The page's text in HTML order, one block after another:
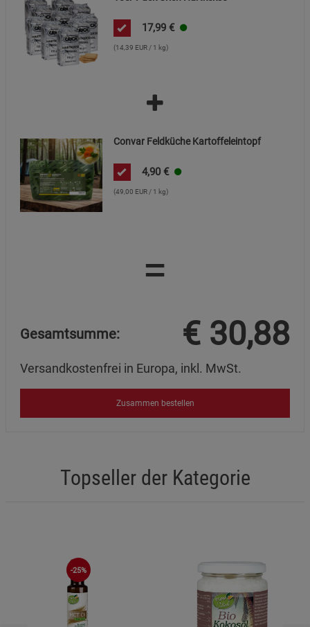
17,99 €
(14,39 EUR / 1 kg)
Convar Feldküche Kartoffeleintopf
4,90 €
(49,00 EUR / 1 kg)
=
Gesamtsumme: € 30,88
Versandkostenfrei in Europa, inkl. MwSt.
Zusammen bestellen
Topseller der Kategorie
-25%